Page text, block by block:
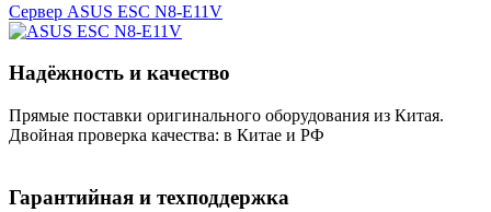
Сервер ASUS ESC N8-E11V
Надёжность и качество
Прямые поставки оригинального оборудования из Китая.
Двойная проверка качества: в Китае и РФ
Гарантийная и техподдержка